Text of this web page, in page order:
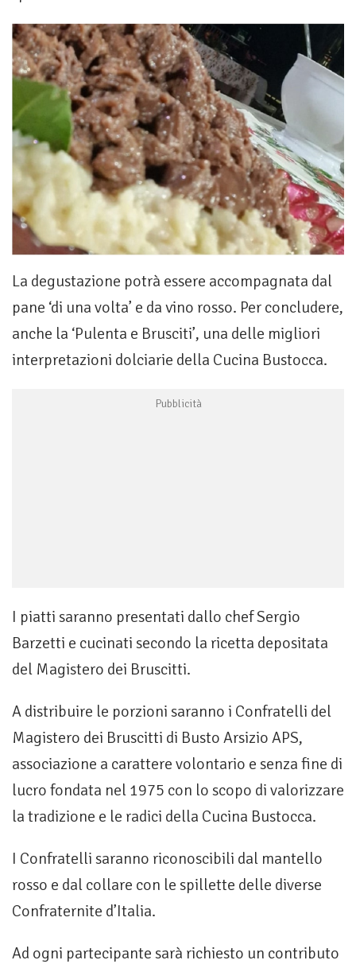
La degustazione potrà essere accompagnata dal
pane ‘di una volta’ e da vino rosso. Per concludere,
anche la ‘Pulenta e Brusciti’, una delle migliori
interpretazioni dolciarie della Cucina Bustocca.
I piatti saranno presentati dallo chef Sergio
Barzetti e cucinati secondo la ricetta depositata
del Magistero dei Bruscitti.
A distribuire le porzioni saranno i Confratelli del
Magistero dei Bruscitti di Busto Arsizio APS,
associazione a carattere volontario e senza fine di
lucro fondata nel 1975 con lo scopo di valorizzare
la tradizione e le radici della Cucina Bustocca.
I Confratelli saranno riconoscibili dal mantello
rosso e dal collare con le spillette delle diverse
Confraternite d’Italia.
Ad ogni partecipante sarà richiesto un contributo